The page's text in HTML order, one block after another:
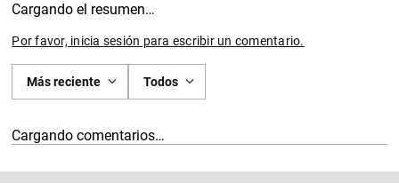
Cargando el resumen…
Por favor, inicia sesión para escribir un comentario.
Más reciente Todos
Cargando comentarios…